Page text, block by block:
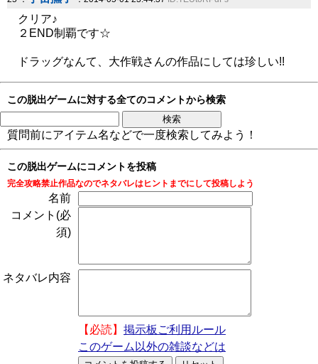
クリア♪
２END制覇です☆
ドラッグなんて、大作戦さんの作品にしては珍しい!!
この脱出ゲームに対する全てのコメントから検索
質問前にアイテム名などで一度検索してみよう！
この脱出ゲームにコメントを投稿
完全攻略禁止作品なのでネタバレはヒントまでにして投稿しよう
名前
コメント(必
須)
ネタバレ内容
【必読】 掲示板ご利用ルール
このゲーム以外の雑談などは